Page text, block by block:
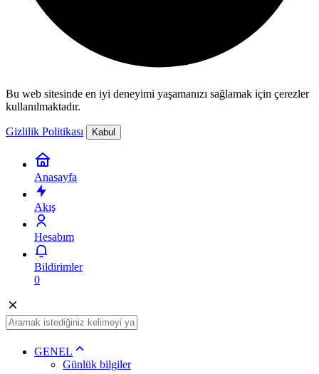
Bu web sitesinde en iyi deneyimi yaşamanızı sağlamak için çerezler
kullanılmaktadır.
Gizlilik Politikası Kabul
Anasayfa
Akış
Hesabım
Bildirimler
0
GENEL
Günlük bilgiler